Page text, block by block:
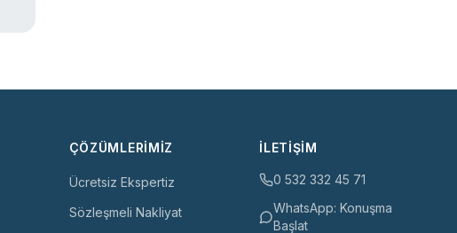
ÇÖZÜMLERIMIZ
Ücretsiz Ekspertiz
Sözleşmeli Nakliyat
İLETIŞIM
0 532 332 45 71
WhatsApp: Konuşma
Başlat